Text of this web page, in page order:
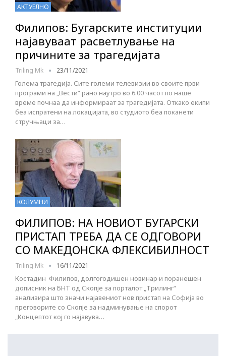
АКТУЕЛНО
Филипов: Бугарските институции
најавуваат расветлување на
причините за трагедијата
Triling Mk 23/11/2021
Голема трагедија. Сите големи телевизии во своите први
програми на „Вести“ рано наутро во 6.00 часот по наше
време почнаа да информираат за трагедијата. Откако екипи
беа испратени на локацијата, во студиото беа поканети
стручњаци за…
КОЛУМНИ
ФИЛИПОВ: НА НОВИОТ БУГАРСКИ
ПРИСТАП ТРЕБА ДА СЕ ОДГОВОРИ
СО МАКЕДОНСКА ФЛЕКСИБИЛНОСТ
Triling Mk 16/11/2021
Костадин Филипов, долгогодишен новинар и поранешен
дописник на БНТ од Скопје за порталот „Трилинг“
анализира што значи најавениот нов пристап на Софија во
преговорите со Скопје за надминување на спорот
„Концептот кој го најавува…